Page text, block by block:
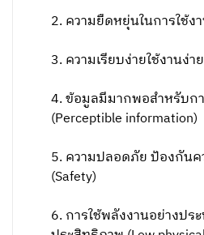
2. ความยืดหยุ่นในการใช้ง
3. ความเรียบง่ายใช้งานง่า
4. ข้อมูลมีมากพอสำหรับก
(Perceptible information)
5. ความปลอดภัย ป้องกัน
(Safety)
6. การใช้พลังงานอย่างปร